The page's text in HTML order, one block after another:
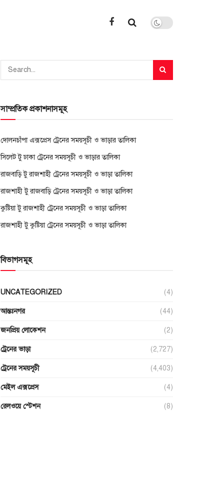
সাম্প্রতিক প্রকাশনাসমূহ
দোলনচাঁপা এক্সপ্রেস ট্রেনের সময়সূচী ও ভাড়ার তালিকা
সিলেট টু ঢাকা ট্রেনের সময়সূচী ও ভাড়ার তালিকা
রাজবাড়ি টু রাজশাহী ট্রেনের সময়সূচী ও ভাড়া তালিকা
রাজশাহী টু রাজবাড়ি ট্রেনের সময়সূচী ও ভাড়া তালিকা
কুষ্টিয়া টু রাজশাহী ট্রেনের সময়সূচী ও ভাড়া তালিকা
রাজশাহী টু কুষ্টিয়া ট্রেনের সময়সূচী ও ভাড়া তালিকা
বিভাগসমূহ
UNCATEGORIZED (4)
আন্তঃনগর (44)
জনপ্রিয় লোকেশন (2)
ট্রেনের ভাড়া (2,727)
ট্রেনের সময়সূচী (4,403)
মেইল এক্সপ্রেস (4)
রেলওয়ে স্টেশন (8)